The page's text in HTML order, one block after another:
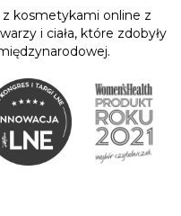
kosmetykami online z
i ciała, które zdobyły